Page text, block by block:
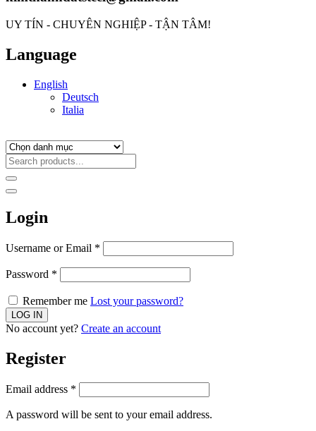
UY TÍN - CHUYÊN NGHIỆP - TẬN TÂM!
Language
English
Deutsch
Italia
Login
Username or Email *
Password *
Remember me Lost your password?
No account yet? Create an account
Register
Email address *
A password will be sent to your email address.